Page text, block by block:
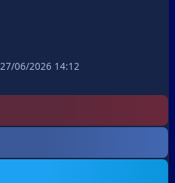
06/2026 14:12